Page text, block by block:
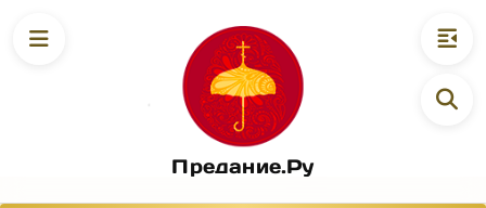
Предание.Ру